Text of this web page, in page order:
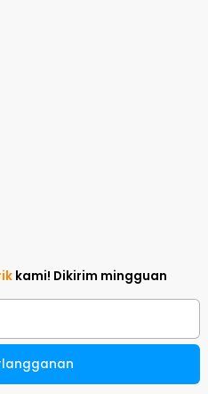
kami! Dikirim mingguan